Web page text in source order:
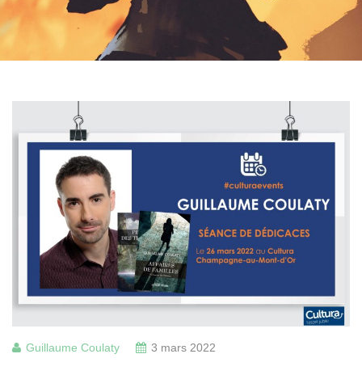
Guillaume Coulaty 3 mars 2022